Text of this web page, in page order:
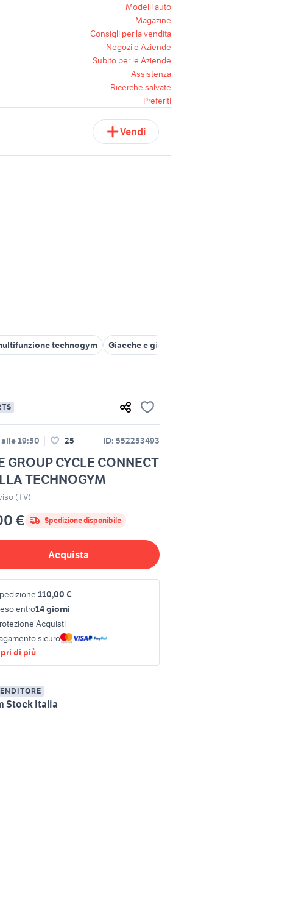
Modelli auto
Magazine
Consigli per la vendita
Negozi e Aziende
Subito per le Aziende
Assistenza
Ricerche salvate
Preferiti
Vendi
technogym Giacche e giubbotti Cycle
19:50 25 ID: 552253493
GROUP CYCLE CONNECT
TECHNOGYM
(TV)
€ Spedizione disponibile
Acquista
110,00 €
entro14 giorni
Acquisti
sicuro
di più
Stock Italia